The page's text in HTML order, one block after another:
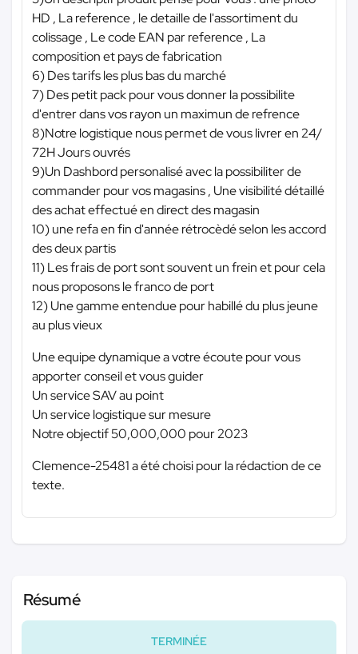
HD , La reference , le detaille de l'assortiment du
colissage , Le code EAN par reference , La
composition et pays de fabrication
6) Des tarifs les plus bas du marché
7) Des petit pack pour vous donner la possibilite
d'entrer dans vos rayon un maximun de refrence
8)Notre logistique nous permet de vous livrer en 24/
72H Jours ouvrés
9)Un Dashbord personalisé avec la possibiliter de
commander pour vos magasins , Une visibilité détaillé
des achat effectué en direct des magasin
10) une refa en fin d'année rétrocèdé selon les accord
des deux partis
11) Les frais de port sont souvent un frein et pour cela
nous proposons le franco de port
12) Une gamme entendue pour habillé du plus jeune
au plus vieux
Une equipe dynamique a votre écoute pour vous
apporter conseil et vous guider
Un service SAV au point
Un service logistique sur mesure
Notre objectif 50,000,000 pour 2023
Clemence-25481 a été choisi pour la rédaction de ce
texte.
Résumé
TERMINÉE